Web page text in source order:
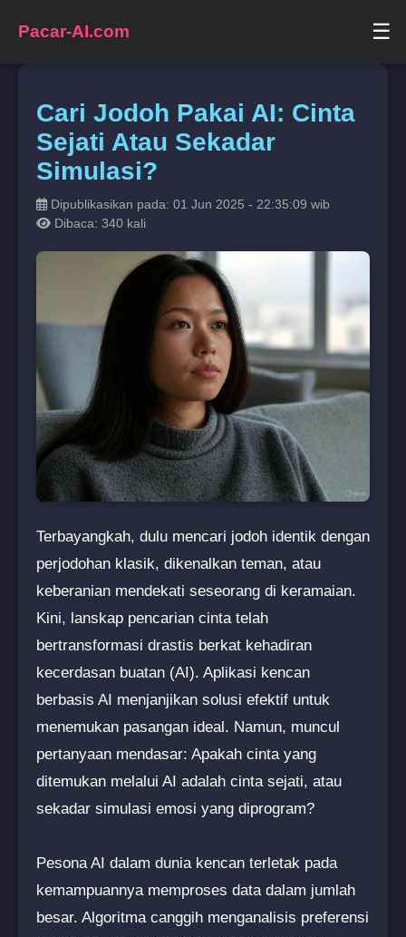
Pacar-AI.com ☰
Cari Jodoh Pakai AI: Cinta
Sejati Atau Sekadar
Simulasi?
Dipublikasikan pada: 01 Jun 2025 - 22:35:09 wib
Dibaca: 340 kali
Terbayangkah, dulu mencari jodoh identik dengan
perjodohan klasik, dikenalkan teman, atau
keberanian mendekati seseorang di keramaian.
Kini, lanskap pencarian cinta telah
bertransformasi drastis berkat kehadiran
kecerdasan buatan (AI). Aplikasi kencan
berbasis AI menjanjikan solusi efektif untuk
menemukan pasangan ideal. Namun, muncul
pertanyaan mendasar: Apakah cinta yang
ditemukan melalui AI adalah cinta sejati, atau
sekadar simulasi emosi yang diprogram?
Pesona AI dalam dunia kencan terletak pada
kemampuannya memproses data dalam jumlah
besar. Algoritma canggih menganalisis preferensi